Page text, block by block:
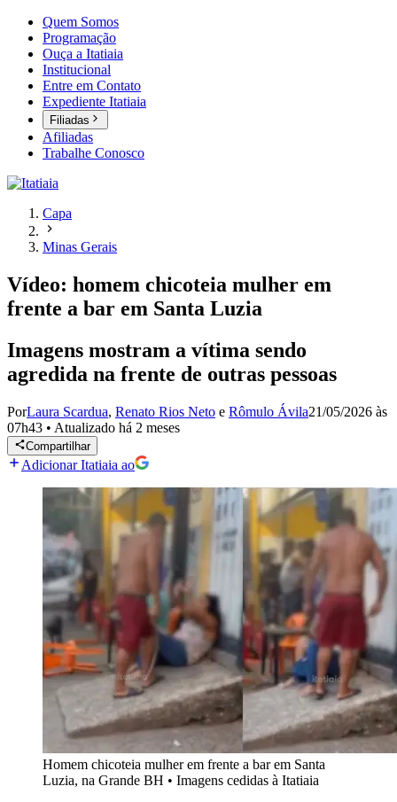
Quem Somos
Programação
Ouça a Itatiaia
Institucional
Entre em Contato
Expediente Itatiaia
Filiadas
Afiliadas
Trabalhe Conosco
Capa
Minas Gerais
Vídeo: homem chicoteia mulher em
frente a bar em Santa Luzia
Imagens mostram a vítima sendo
agredida na frente de outras pessoas
PorLaura Scardua, Renato Rios Neto e Rômulo Ávila21/05/2026 às
07h43 • Atualizado há 2 meses
Compartilhar
Adicionar Itatiaia ao
Homem chicoteia mulher em frente a bar em Santa
Luzia, na Grande BH • Imagens cedidas à Itatiaia